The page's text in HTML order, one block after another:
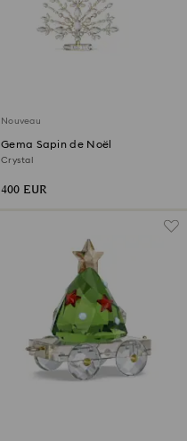
Nouveau
Gema Sapin de Noël
Crystal
400 EUR